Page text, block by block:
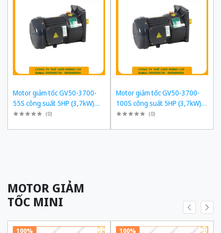
Motor giảm tốc GV50-3700-
55S công suất 5HP (3,7kW)
1/55 kiểu lắp Mặt bích
(0)
Motor giảm tốc GV50-3700-
100S công suất 5HP (3,7kW)
1/100 kiểu lắp Mặt bích
(0)
MOTOR GIẢM
TỐC MINI
100% 100%